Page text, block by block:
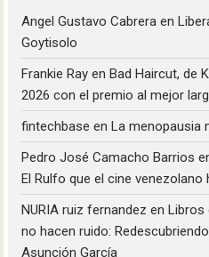
Angel Gustavo Cabrera en
Goytisolo
Frankie Ray enBad Haircut, de
2026 con el premio al mejor
fintechbase enLa menopausia
Pedro José Camacho Barrios
El Rulfo que el cine
NURIA ruiz fernandez enLibros
no hacen ruido: Redescubriendo
Asunción García